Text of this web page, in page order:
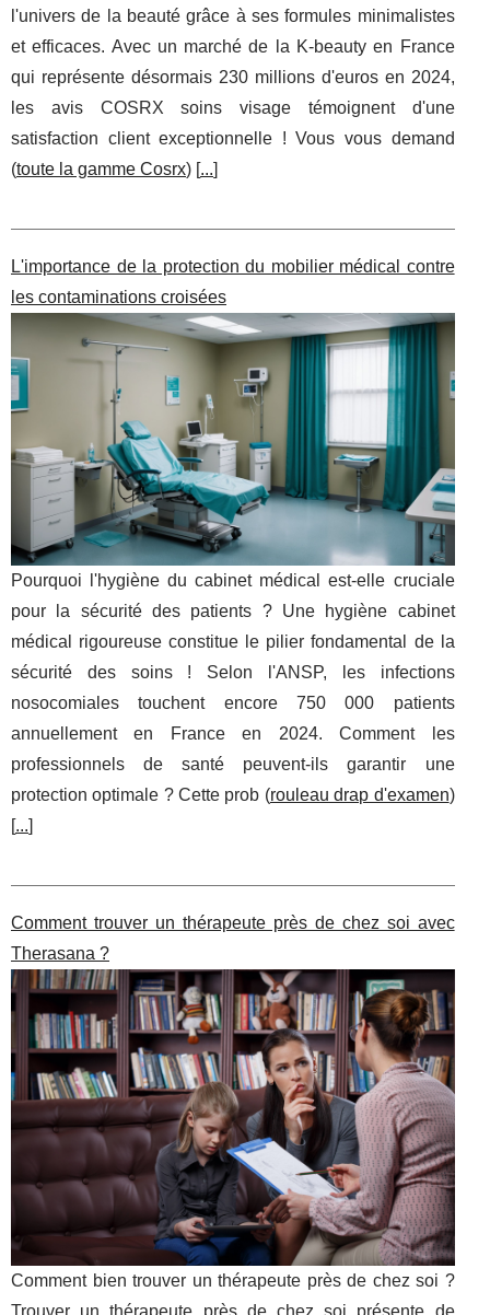
l'univers de la beauté grâce à ses formules minimalistes
et efficaces. Avec un marché de la K-beauty en France
qui représente désormais 230 millions d'euros en 2024,
les avis COSRX soins visage témoignent d'une
satisfaction client exceptionnelle ! Vous vous demand
(toute la gamme Cosrx) [...]
L'importance de la protection du mobilier médical contre
les contaminations croisées
Pourquoi l'hygiène du cabinet médical est-elle cruciale
pour la sécurité des patients ? Une hygiène cabinet
médical rigoureuse constitue le pilier fondamental de la
sécurité des soins ! Selon l'ANSP, les infections
nosocomiales touchent encore 750 000 patients
annuellement en France en 2024. Comment les
professionnels de santé peuvent-ils garantir une
protection optimale ? Cette prob (rouleau drap d'examen)
[...]
Comment trouver un thérapeute près de chez soi avec
Therasana ?
Comment bien trouver un thérapeute près de chez soi ?
Trouver un thérapeute près de chez soi présente de